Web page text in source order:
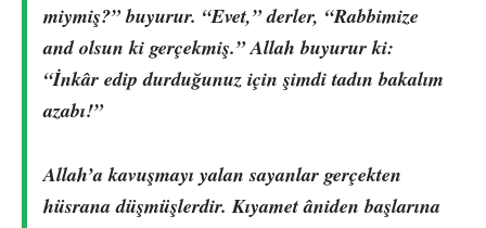
miymiş?” buyurur. “Evet,” derler, “Rabbimize
and olsun ki gerçekmiş.” Allah buyurur ki:
“İnkâr edip durduğunuz için şimdi tadın bakalım
azabı!”
Allah’a kavuşmayı yalan sayanlar gerçekten
hüsrana düşmüşlerdir. Kıyamet âniden başlarına